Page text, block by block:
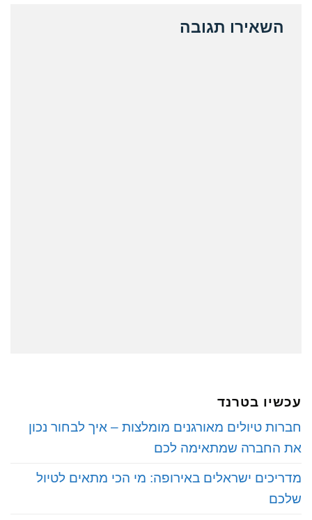
השאירו תגובה
עכשיו בטרנד
חברות טיולים מאורגנים מומלצות – איך לבחור נכון
את החברה שמתאימה לכם
מדריכים ישראלים באירופה: מי הכי מתאים לטיול
שלכם